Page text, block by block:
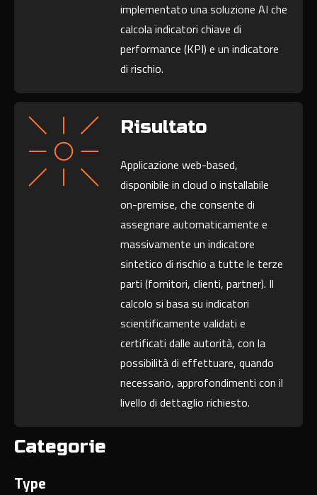
implementato una soluzione AI che
calcola indicatori chiave di
performance (KPI) e un indicatore
di rischio.
Risultato
Applicazione web-based,
disponibile in cloud o installabile
on-premise, che consente di
assegnare automaticamente e
massivamente un indicatore
sintetico di rischio a tutte le terze
parti (fornitori, clienti, partner). Il
calcolo si basa su indicatori
scientificamente validati e
certificati dalle autorità, con la
possibilità di effettuare, quando
necessario, approfondimenti con il
livello di dettaglio richiesto.
Categorie
Type